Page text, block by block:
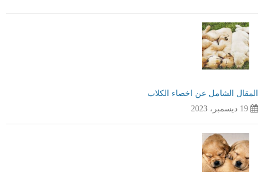
المقال الشامل عن اخصاء الكلاب
19 ديسمبر، 2023